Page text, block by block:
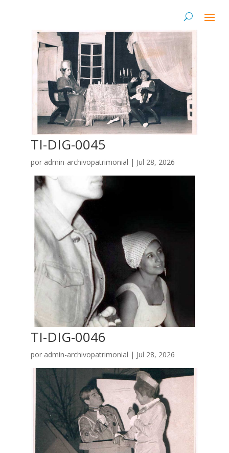
TI-DIG-0045
por admin-archivopatrimonial | Jul 28, 2026
TI-DIG-0046
por admin-archivopatrimonial | Jul 28, 2026